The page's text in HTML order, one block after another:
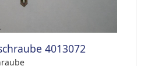
4013072